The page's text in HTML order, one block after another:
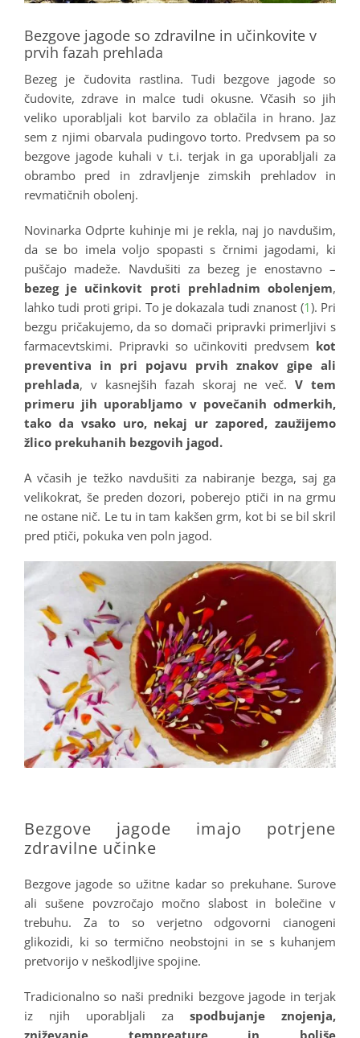
Bezgove jagode so zdravilne in učinkovite v
prvih fazah prehlada
Bezeg je čudovita rastlina. Tudi bezgove jagode so
čudovite, zdrave in malce tudi okusne. Včasih so jih
veliko uporabljali kot barvilo za oblačila in hrano. Jaz
sem z njimi obarvala pudingovo torto. Predvsem pa so
bezgove jagode kuhali v t.i. terjak in ga uporabljali za
obrambo pred in zdravljenje zimskih prehladov in
revmatičnih obolenj.
Novinarka Odprte kuhinje mi je rekla, naj jo navdušim,
da se bo imela voljo spopasti s črnimi jagodami, ki
puščajo madeže. Navdušiti za bezeg je enostavno –
bezeg je učinkovit proti prehladnim obolenjem,
lahko tudi proti gripi. To je dokazala tudi znanost (1). Pri
bezgu pričakujemo, da so domači pripravki primerljivi s
farmacevtskimi. Pripravki so učinkoviti predvsem kot
preventiva in pri pojavu prvih znakov gipe ali
prehlada, v kasnejših fazah skoraj ne več.V tem
primeru jih uporabljamo v povečanih odmerkih,
tako da vsako uro, nekaj ur zapored, zaužijemo
žlico prekuhanih bezgovih jagod.
A včasih je težko navdušiti za nabiranje bezga, saj ga
velikokrat, še preden dozori, poberejo ptiči in na grmu
ne ostane nič. Le tu in tam kakšen grm, kot bi se bil skril
pred ptiči, pokuka ven poln jagod.
Bezgove jagode imajo potrjene
zdravilne učinke
Bezgove jagode so užitne kadar so prekuhane. Surove
ali sušene povzročajo močno slabost in bolečine v
trebuhu. Za to so verjetno odgovorni cianogeni
glikozidi, ki so termično neobstojni in se s kuhanjem
pretvorijo v neškodljive spojine.
Tradicionalno so naši predniki bezgove jagode in terjak
iz njih uporabljali za spodbujanje znojenja,